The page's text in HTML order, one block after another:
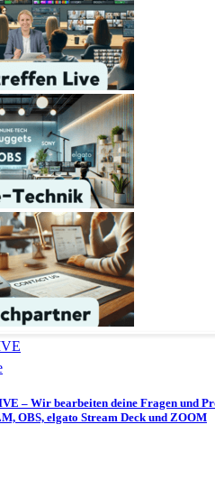
– Wir bearbeiten deine Fragen und
OBS, elgato Stream Deck und ZOOM